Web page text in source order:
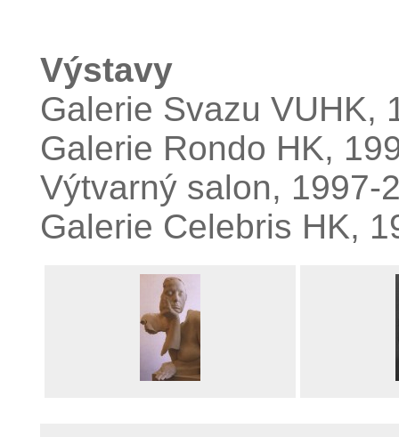
Výstavy
Galerie Svazu VUHK,
Galerie Rondo HK,
Výtvarný salon, 1997-
Galerie Celebris HK,